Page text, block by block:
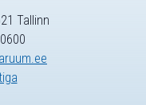
Tallinn